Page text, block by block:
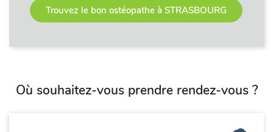
Trouvez le bon ostéopathe à STRASBOURG
Où souhaitez-vous prendre rendez-vous ?